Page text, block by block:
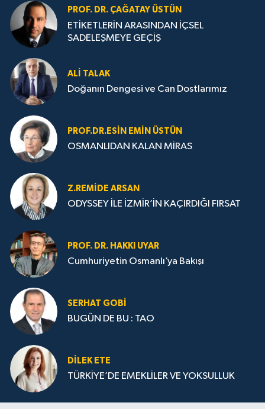
PROF. DR. ÇAĞATAY ÜSTÜN
ETİKETLERİN ARASINDAN İÇSEL
SADELEŞMEYE GEÇİŞ
ALI TALAK
Doğanın Dengesi ve Can Dostlarımız
PROF.DR.ESIN EMIN ÜSTÜN
OSMANLIDAN KALAN MİRAS
Z.REMIDE ARSAN
ODYSSEY İLE İZMİR’İN KAÇIRDIĞI FIRSAT
PROF. DR. HAKKI UYAR
Cumhuriyetin Osmanlı’ya Bakışı
SERHAT GOBİ
BUGÜN DE BU : TAO
DILEK ETE
TÜRKİYE’DE EMEKLİLER VE YOKSULLUK